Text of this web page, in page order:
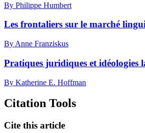
By Philippe Humbert
Les frontaliers sur le marché
By Anne Franziskus
Pratiques juridiques et
By Katherine E. Hoffman
Citation Tools
Cite this article